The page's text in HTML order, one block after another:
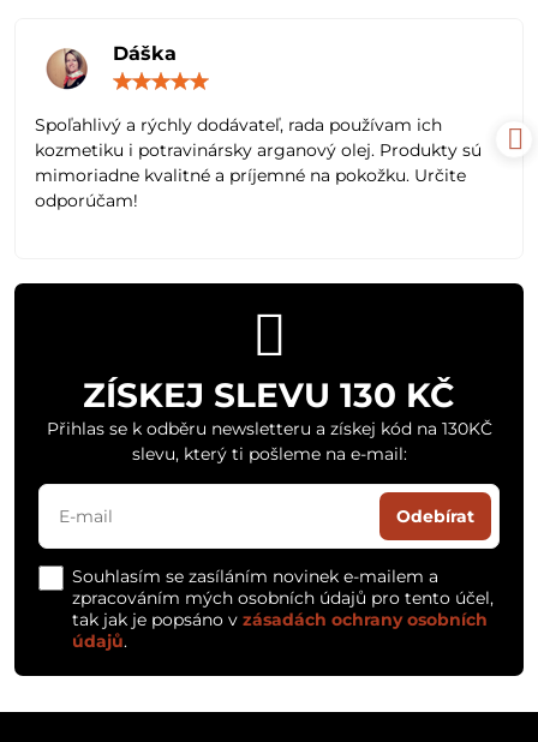
Dáška
5
Spoľahlivý a rýchly dodávateľ, rada používam ich
kozmetiku i potravinársky arganový olej. Produkty sú
mimoriadne kvalitné a príjemné na pokožku. Určite
odporúčam!
ZÍSKEJ SLEVU 130 KČ
Přihlas se k odběru newsletteru a získej kód na 130KČ
slevu, který ti pošleme na e-mail:
Odebírat
Souhlasím se zasíláním novinek e-mailem a
zpracováním mých osobních údajů pro tento účel,
tak jak je popsáno v zásadách ochrany osobních
údajů.